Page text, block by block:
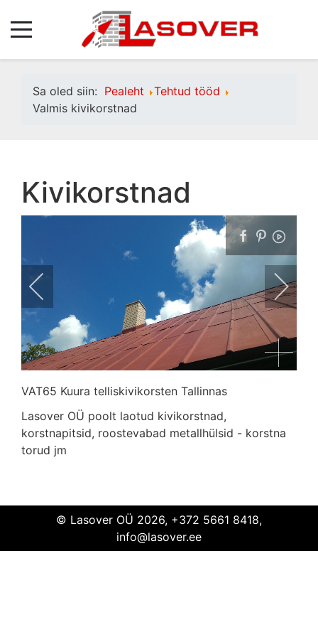
Sa oled siin: Pealeht
Tehtud tööd
Valmis kivikorstnad
Kivikorstnad
VAT65 Kuura telliskivikorsten Tallinnas
VAT65
Kuura telliskivikorsten Tallinn
Lasover OÜ poolt laotud kivikorstnad,
korstnapitsid, roostevabad metallhülsid - korstna
torud jm
© Lasover OÜ 2026, +372 5661 8418,
info@lasover.ee